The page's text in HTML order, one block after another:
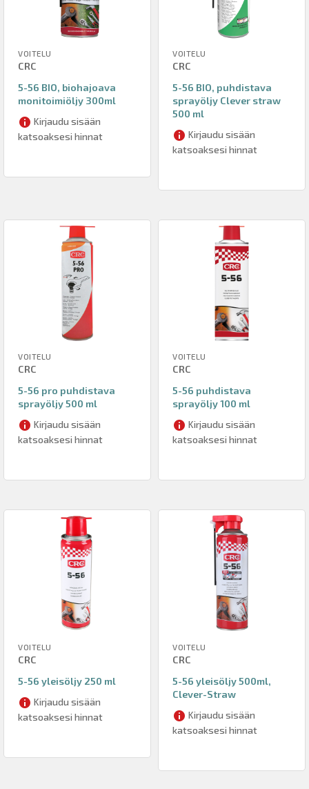
VOITELU
CRC
5-56 BIO, biohajoava
monitoimiöljy 300ml
Kirjaudu sisään
katsoaksesi hinnat
VOITELU
CRC
5-56 BIO, puhdistava
sprayöljy Clever straw
500 ml
Kirjaudu sisään
katsoaksesi hinnat
VOITELU
CRC
5-56 pro puhdistava
sprayöljy 500 ml
Kirjaudu sisään
katsoaksesi hinnat
VOITELU
CRC
5-56 puhdistava
sprayöljy 100 ml
Kirjaudu sisään
katsoaksesi hinnat
VOITELU
CRC
5-56 yleisöljy 250 ml
Kirjaudu sisään
katsoaksesi hinnat
VOITELU
CRC
5-56 yleisöljy 500ml,
Clever-Straw
Kirjaudu sisään
katsoaksesi hinnat